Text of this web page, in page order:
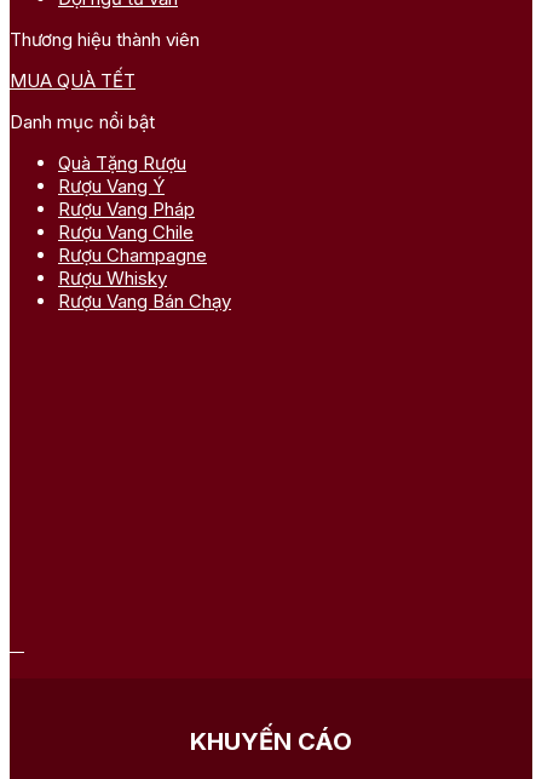
Thương hiệu thành viên
MUA QUÀ TẾT
Danh mục nổi bật
Quà Tặng Rượu
Rượu Vang Ý
Rượu Vang Pháp
Rượu Vang Chile
Rượu Champagne
Rượu Whisky
Rượu Vang Bán Chạy
KHUYẾN CÁO